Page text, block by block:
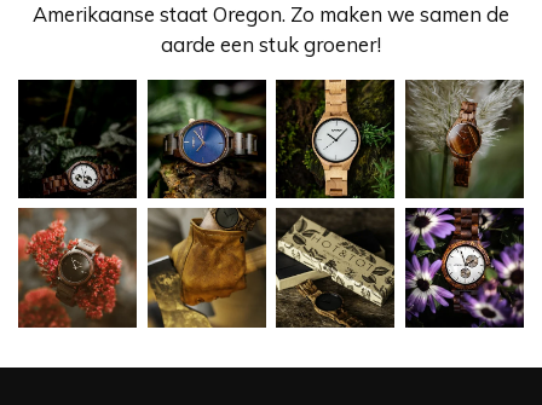
Amerikaanse staat Oregon. Zo maken we samen de
aarde een stuk groener!